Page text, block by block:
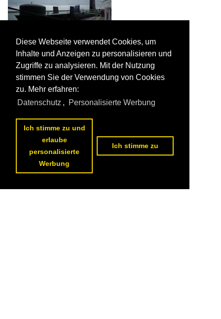
Ein Britisches U-Boot kann man im Sassnitzer Stadthafen
besichtigen. Aufnahme vom 10.März 2009.

Mirko Schmidt
Kriegsschiffe / U-Boote / Vereinigtes Königreich
Diese Webseite verwendet Cookies, um
Inhalte und Anzeigen zu personalisieren und
Zugriffe zu analysieren. Mit der Nutzung
stimmen Sie der Verwendung von Cookies
zu. Mehr erfahren:
Datenschutz , Personalisierte Werbung
Ich stimme zu und
erlaube
personalisierte
Werbung
Ich stimme zu